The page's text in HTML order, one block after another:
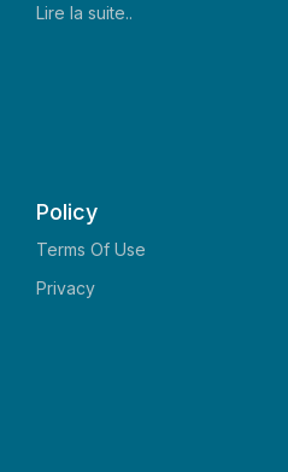
Lire la suite..
Policy
Terms Of Use
Privacy